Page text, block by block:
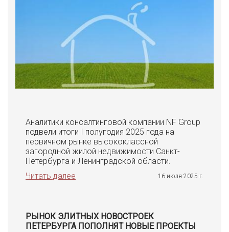
Аналитики консалтинговой компании NF Group
подвели итоги I полугодия 2025 года на
первичном рынке высококлассной
загородной жилой недвижимости Санкт-
Петербурга и Ленинградской области.
Читать далее
16 июля 2025 г.
РЫНОК ЭЛИТНЫХ НОВОСТРОЕК
ПЕТЕРБУРГА ПОПОЛНЯТ НОВЫЕ ПРОЕКТЫ